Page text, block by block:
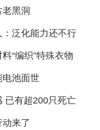
理事会成员、制定
作组的成员，她表
工作组将采取学术方
黑洞
泛化能力还不行
“编织”特殊衣物
电池面世
已有超200只死亡
来了